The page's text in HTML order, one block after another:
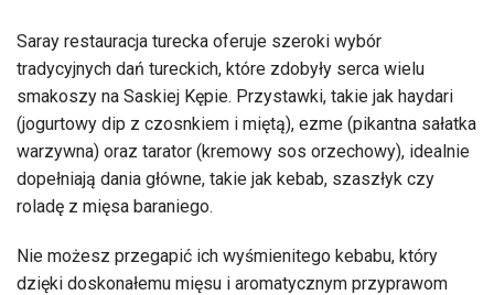
Saray restauracja turecka oferuje szeroki wybór
tradycyjnych dań tureckich, które zdobyły serca wielu
smakoszy na Saskiej Kępie. Przystawki, takie jak haydari
(jogurtowy dip z czosnkiem i miętą), ezme (pikantna sałatka
warzywna) oraz tarator (kremowy sos orzechowy), idealnie
dopełniają dania główne, takie jak kebab, szaszłyk czy
roladę z mięsa baraniego.
Nie możesz przegapić ich wyśmienitego kebabu, który
dzięki doskonałemu mięsu i aromatycznym przyprawom